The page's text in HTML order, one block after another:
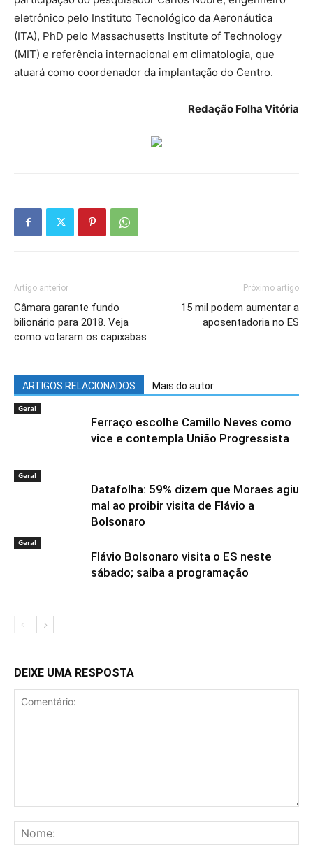
eletrônico pelo Instituto Tecnológico da Aeronáutica
(ITA), PhD pelo Massachusetts Institute of Technology
(MIT) e referência internacional em climatologia, que
atuará como coordenador da implantação do Centro.
Redação Folha Vitória
Artigo anterior
Câmara garante fundo
bilionário para 2018. Veja
como votaram os capixabas
Próximo artigo
15 mil podem aumentar a
aposentadoria no ES
ARTIGOS RELACIONADOS Mais do autor
Geral
Ferraço escolhe Camillo Neves como
vice e contempla União Progressista
Geral
Datafolha: 59% dizem que Moraes agiu
mal ao proibir visita de Flávio a
Bolsonaro
Geral
Flávio Bolsonaro visita o ES neste
sábado; saiba a programação
DEIXE UMA RESPOSTA